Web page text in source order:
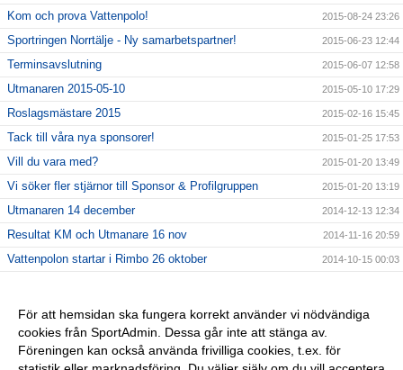
Kom och prova Vattenpolo! 2015-08-24 23:26
Sportringen Norrtälje - Ny samarbetspartner! 2015-06-23 12:44
Terminsavslutning 2015-06-07 12:58
Utmanaren 2015-05-10 2015-05-10 17:29
Roslagsmästare 2015 2015-02-16 15:45
Tack till våra nya sponsorer! 2015-01-25 17:53
Vill du vara med? 2015-01-20 13:49
Vi söker fler stjärnor till Sponsor & Profilgruppen 2015-01-20 13:19
Utmanaren 14 december 2014-12-13 12:34
Resultat KM och Utmanare 16 nov 2014-11-16 20:59
Vattenpolon startar i Rimbo 26 oktober 2014-10-15 00:03
Nybörjarträning i Norrtälje! 2014-09-11 13:09
Vi startar Vattenpolo i höst i form av Poolkampen. 2014-09-11 13:08
Vuxencrawl i Rimbo! 2014-09-11 13:00
För att hemsidan ska fungera korrekt använder vi nödvändiga
cookies från SportAdmin. Dessa går inte att stänga av.
Föreningen kan också använda frivilliga cookies, t.ex. för